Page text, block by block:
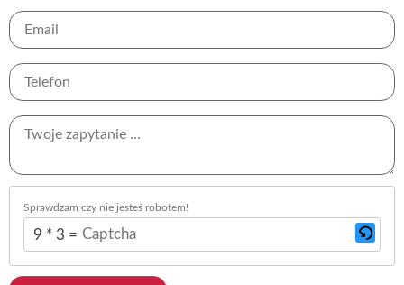
Sprawdzam czy nie jesteś robotem!
9 * 3 = ?